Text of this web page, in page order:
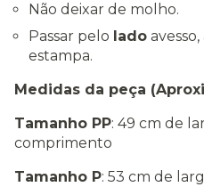
Não deixar de molho.
Passar pelo lado
estampa.
Medidas da peça
Tamanho PP: 49 cm de
comprimento
Tamanho P: 53 cm de